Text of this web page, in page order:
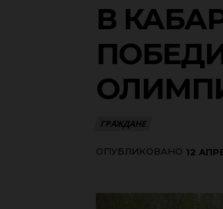
В
ГРАЖДАНЕ
ОПУБЛИКОВАНО 12